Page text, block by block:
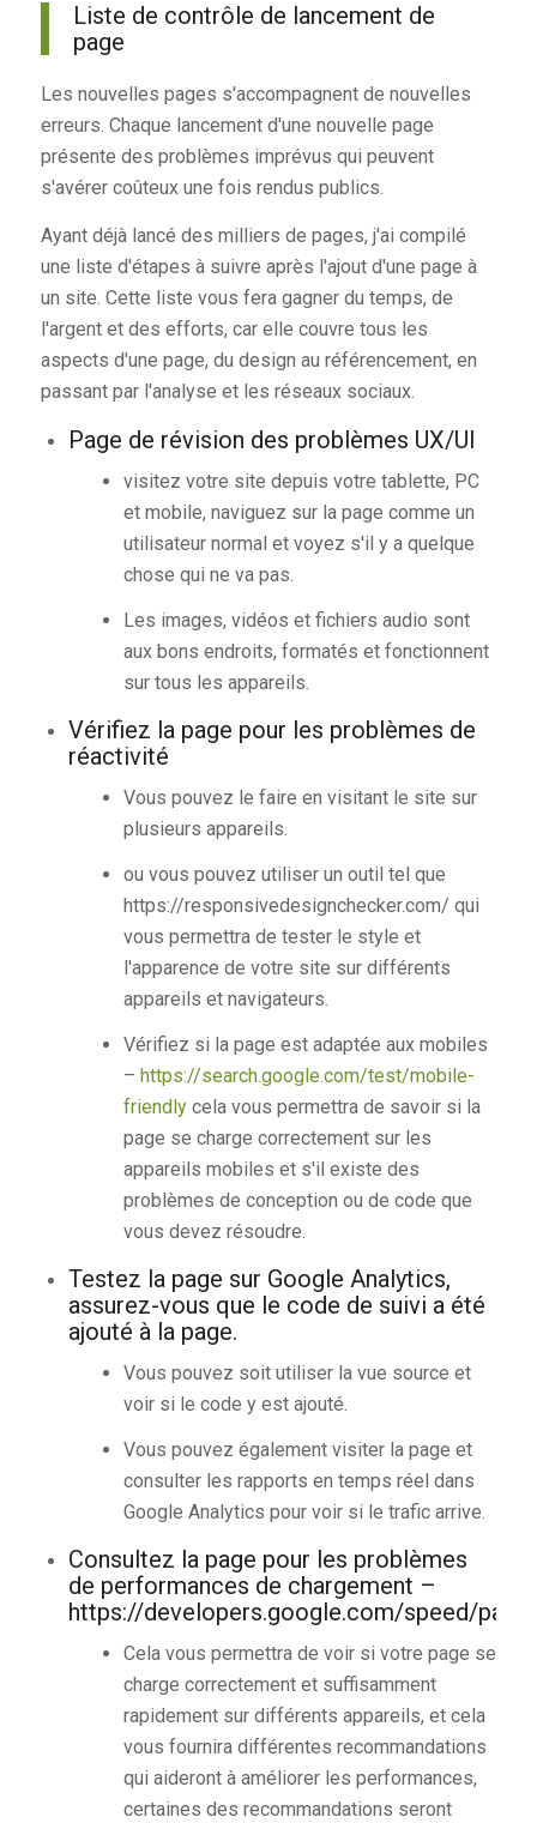
Liste de contrôle de lancement de
page
Les nouvelles pages s'accompagnent de nouvelles
erreurs. Chaque lancement d'une nouvelle page
présente des problèmes imprévus qui peuvent
s'avérer coûteux une fois rendus publics.
Ayant déjà lancé des milliers de pages, j'ai compilé
une liste d'étapes à suivre après l'ajout d'une page à
un site. Cette liste vous fera gagner du temps, de
l'argent et des efforts, car elle couvre tous les
aspects d'une page, du design au référencement, en
passant par l'analyse et les réseaux sociaux.
Page de révision des problèmes UX/UI
visitez votre site depuis votre tablette, PC
et mobile, naviguez sur la page comme un
utilisateur normal et voyez s'il y a quelque
chose qui ne va pas.
Les images, vidéos et fichiers audio sont
aux bons endroits, formatés et fonctionnent
sur tous les appareils.
Vérifiez la page pour les problèmes de
réactivité
Vous pouvez le faire en visitant le site sur
plusieurs appareils.
ou vous pouvez utiliser un outil tel que
https://responsivedesignchecker.com/ qui
vous permettra de tester le style et
l'apparence de votre site sur différents
appareils et navigateurs.
Vérifiez si la page est adaptée aux mobiles
– https://search.google.com/test/mobile-
friendlycela vous permettra de savoir si la
page se charge correctement sur les
appareils mobiles et s'il existe des
problèmes de conception ou de code que
vous devez résoudre.
Testez la page sur Google Analytics,
assurez-vous que le code de suivi a été
ajouté à la page.
Vous pouvez soit utiliser la vue source et
voir si le code y est ajouté.
Vous pouvez également visiter la page et
consulter les rapports en temps réel dans
Google Analytics pour voir si le trafic arrive.
Consultez la page pour les problèmes
de performances de chargement –
https://developers.google.com/speed/
Cela vous permettra de voir si votre page se
charge correctement et suffisamment
rapidement sur différents appareils, et cela
vous fournira différentes recommandations
qui aideront à améliorer les performances,
certaines des recommandations seront